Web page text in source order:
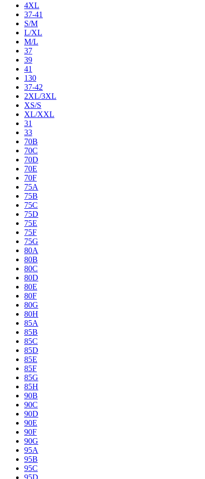
4XL
37-41
S/M
L/XL
M/L
37
39
41
130
37-42
2XL/3XL
XS/S
XL/XXL
31
33
70B
70C
70D
70E
70F
75A
75B
75C
75D
75E
75F
75G
80A
80B
80C
80D
80E
80F
80G
80H
85A
85B
85C
85D
85E
85F
85G
85H
90B
90C
90D
90E
90F
90G
95A
95B
95C
95D